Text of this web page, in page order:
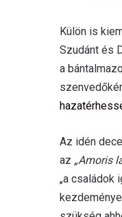
Külön is
Szudánt és
a
Az idén
az „Amoris
„a családok